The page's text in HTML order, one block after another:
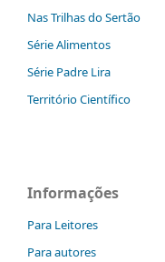
Nas Trilhas do Sertão
Série Alimentos
Série Padre Lira
Território Científico
Informações
Para Leitores
Para autores